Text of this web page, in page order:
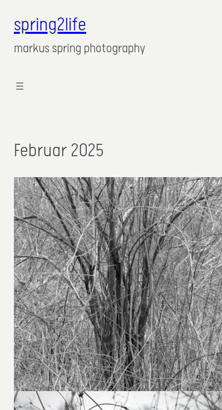
spring2life
markus spring photography
Februar 2025
28. Februar 2025